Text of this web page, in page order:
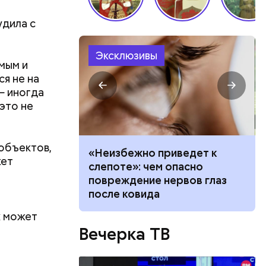
с
и
не на
иногда
не
может
и
на
после
его
Эксклюзивы
от
любовь в
«Неизбежно приведет к
слепоте»: чем опасно
повреждение нервов глаз
после ковида
Вечерка ТВ